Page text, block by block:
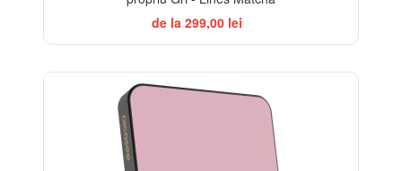
de la 299,00 lei